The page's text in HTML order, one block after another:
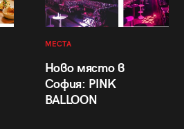
МЕСТА
Ново място в
София: PINK
BALLOON